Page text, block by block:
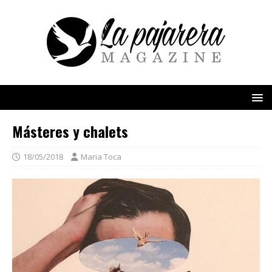
Másteres y chalets
18/05/2018 Maria Toca